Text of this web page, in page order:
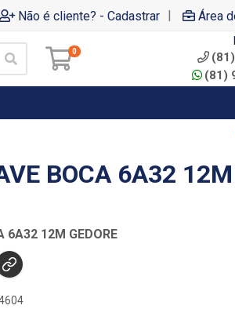
Não é cliente? - Cadastrar | Área
0
(81)
BOCA 6A32 12M
6A32 12M GEDORE